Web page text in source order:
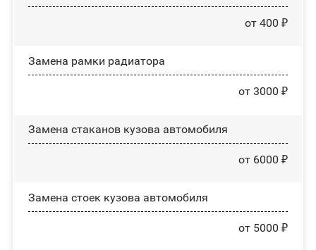
от 400 ₽
Замена рамки радиатора
от 3000 ₽
Замена стаканов кузова автомобиля
от 6000 ₽
Замена стоек кузова автомобиля
от 5000 ₽